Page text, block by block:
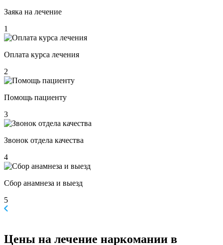
Заяка на лечение
1
Оплата курса лечения
2
Помощь пациенту
3
Звонок отдела качества
4
Сбор анамнеза и выезд
5
Цены на лечение наркомании в